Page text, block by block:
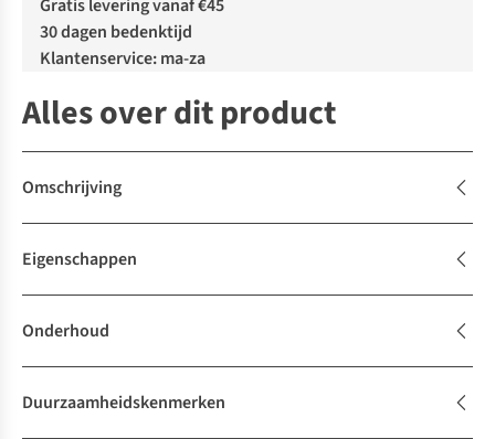
Gratis levering vanaf €45
30 dagen bedenktijd
Klantenservice: ma-za
Alles over dit product
Omschrijving
Eigenschappen
Onderhoud
Duurzaamheidskenmerken